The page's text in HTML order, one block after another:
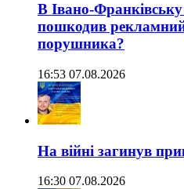
В Івано-Франківську
пошкодив
порушника?
16:53 07.08.2026
На війні загинув
16:30 07.08.2026